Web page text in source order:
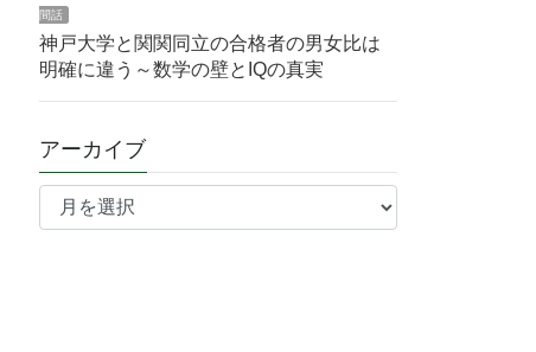
間話
神戸大学と関関同立の合格者の男女比は
明確に違う～数学の壁とIQの真実
アーカイブ
ア